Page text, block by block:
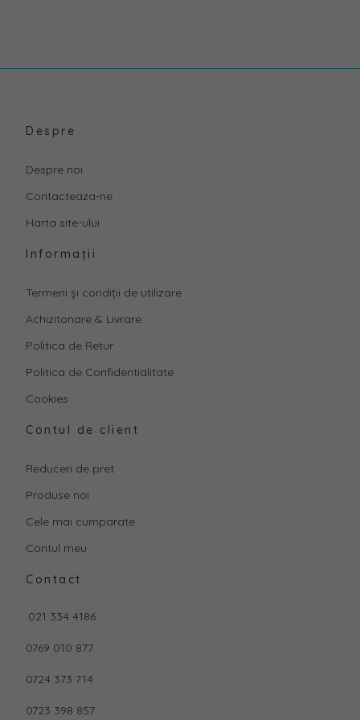
Despre
Despre noi
Contacteaza-ne
Harta site-ului
Informații
Termeni și condiții de utilizare
Achizitonare & Livrare
Politica de Retur
Politica de Confidentialitate
Cookies
Contul de client
Reduceri de pret
Produse noi
Cele mai cumparate
Contul meu
Contact
021 334 4186
0769 010 877
0724 373 714
0723 398 857